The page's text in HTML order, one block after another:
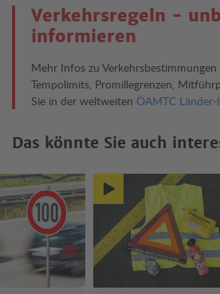
Verkehrsregeln -
informieren
Mehr Infos zu
Tempolimits, Promillegrenzen,
Sie in der weltweiten ÖAMTC
Das könnte Sie auch
Tempolimits in Europa